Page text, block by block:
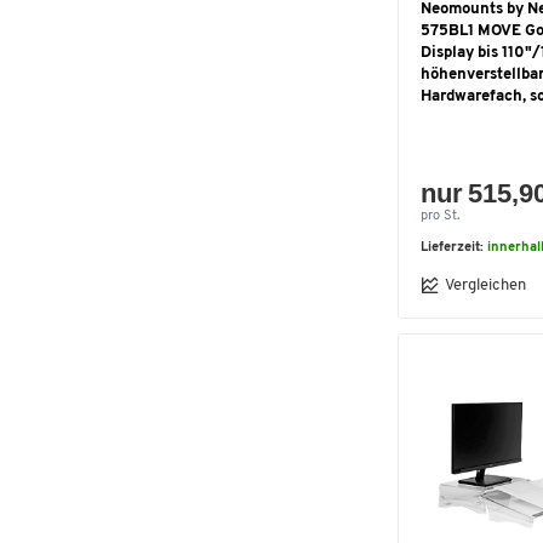
Neomounts by
575BL1 MOVE
Display bis 110"/
Hardwarefach,
nur
pro St.
Lieferzeit:
Vergleichen